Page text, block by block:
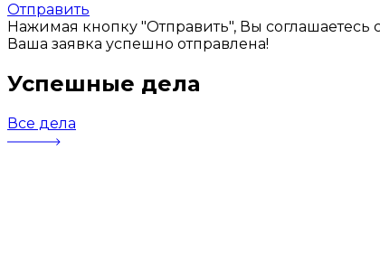
Отправить
Нажимая кнопку "Отправить", Вы соглашаетесь
Ваша заявка успешно отправлена!
Успешные дела
Все дела